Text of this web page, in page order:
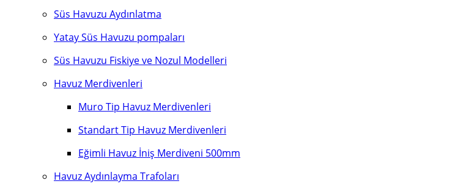
Süs Havuzu Aydınlatma
Yatay Süs Havuzu pompaları
Süs Havuzu Fiskiye ve Nozul Modelleri
Havuz Merdivenleri
Muro Tip Havuz Merdivenleri
Standart Tip Havuz Merdivenleri
Eğimli Havuz İniş Merdiveni 500mm
Havuz Aydınlayma Trafoları